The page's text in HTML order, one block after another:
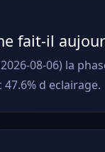
fait-il
08-06) la
d eclairage.